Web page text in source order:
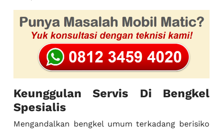
Keunggulan Servis Di Bengkel
Spesialis
Mengandalkan bengkel umum terkadang berisiko